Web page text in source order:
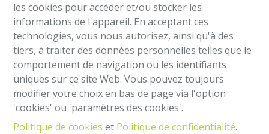
les cookies pour accéder et/ou stocker les
informations de l'appareil. En acceptant ces
technologies, vous nous autorisez, ainsi qu'à des
tiers, à traiter des données personnelles telles que le
comportement de navigation ou les identifiants
uniques sur ce site Web. Vous pouvez toujours
modifier votre choix en bas de page via l'option
'cookies' ou 'paramètres des cookies'.
Politique de cookies et Politique de confidentialité.
Mentions légales
Agent immobilier intermédiaire et régisseur
IPI 504.813- Belgique
Institut professionnel des agents immobiliers, rue